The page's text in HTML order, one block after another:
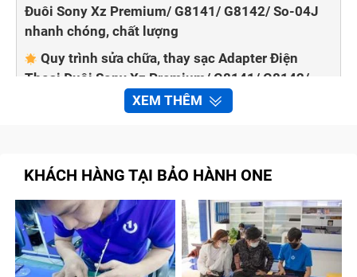
Đuôi Sony Xz Premium/ G8141/ G8142/ So-04J
nhanh chóng, chất lượng
Quy trình sửa chữa, thay sạc Adapter Điện
Thoại Đuôi Sony Xz Premium/ G8141/ G8142/
So-04J tại Bảo Hành One
phù hợp khi sạc điện thoại. Sau thời gian dài sử dụng,
bạn thấy điện thoại Đuôi Sony Xz Premium/ G8141/
G8142/ So-04J vào pin chậm hơn hay không báo sạc,
điều đầu tiên hãy kiểm tra thử Adapter có vấn đề hay
không. Cùng Bảo Hành One tìm hiểu các dấu hiệu,
XEM THÊM
KHÁCH HÀNG TẠI BẢO HÀNH ONE